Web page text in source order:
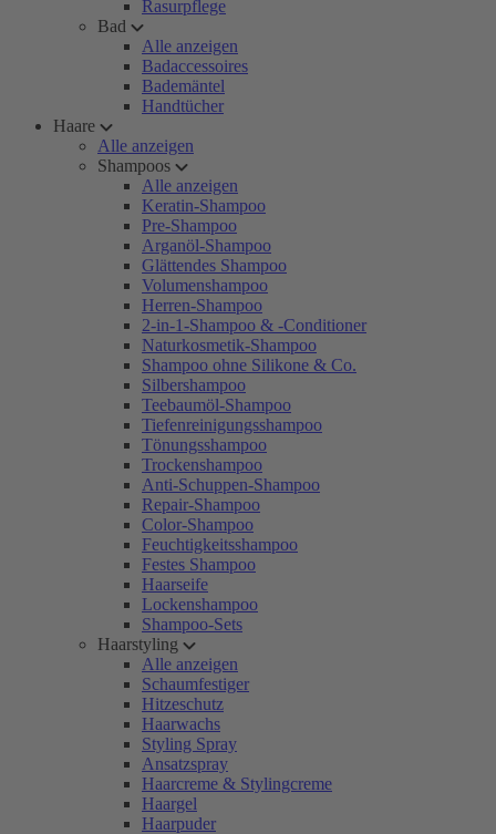
Rasurpflege
Bad
Alle anzeigen
Badaccessoires
Bademäntel
Handtücher
Haare
Alle anzeigen
Shampoos
Alle anzeigen
Keratin-Shampoo
Pre-Shampoo
Arganöl-Shampoo
Glättendes Shampoo
Volumenshampoo
Herren-Shampoo
2-in-1-Shampoo & -Conditioner
Naturkosmetik-Shampoo
Shampoo ohne Silikone & Co.
Silbershampoo
Teebaumöl-Shampoo
Tiefenreinigungsshampoo
Tönungsshampoo
Trockenshampoo
Anti-Schuppen-Shampoo
Repair-Shampoo
Color-Shampoo
Feuchtigkeitsshampoo
Festes Shampoo
Haarseife
Lockenshampoo
Shampoo-Sets
Haarstyling
Alle anzeigen
Schaumfestiger
Hitzeschutz
Haarwachs
Styling Spray
Ansatzspray
Haarcreme & Stylingcreme
Haargel
Haarpuder